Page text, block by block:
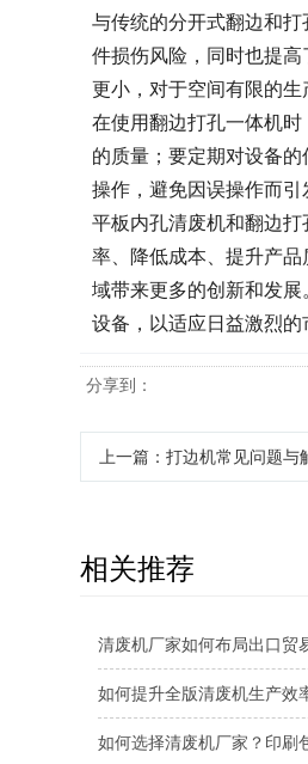
与传统的分开式翻边和
件损伤风险，同时也提
更小，对于空间有限的生
在使用翻边打孔一体机
的质量；要定期对设备
操作，避免因误操作而引
平板内孔清废机和翻边
率、降低成本、提升产
域带来更多的创新和发
设备，以适应日益激烈的
分享到：
上一篇 ：打边机常见问题
相关推荐